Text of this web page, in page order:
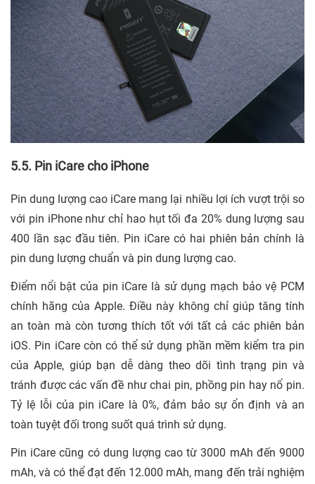
5.5. Pin iCare cho iPhone
Pin dung lượng cao iCare mang lại nhiều lợi ích vượt trội so
với pin iPhone như chỉ hao hụt tối đa 20% dung lượng sau
400 lần sạc đầu tiên. Pin iCare có hai phiên bản chính là
pin dung lượng chuẩn và pin dung lượng cao.
Điểm nổi bật của pin iCare là sử dụng mạch bảo vệ PCM
chính hãng của Apple. Điều này không chỉ giúp tăng tính
an toàn mà còn tương thích tốt với tất cả các phiên bản
iOS. Pin iCare còn có thể sử dụng phần mềm kiểm tra pin
của Apple, giúp bạn dễ dàng theo dõi tình trạng pin và
tránh được các vấn đề như chai pin, phồng pin hay nổ pin.
Tỷ lệ lỗi của pin iCare là 0%, đảm bảo sự ổn định và an
toàn tuyệt đối trong suốt quá trình sử dụng.
Pin iCare cũng có dung lượng cao từ 3000 mAh đến 9000
mAh, và có thể đạt đến 12.000 mAh, mang đến trải nghiệm